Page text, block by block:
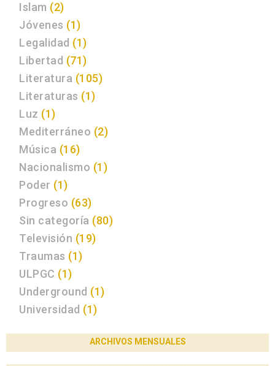
Islam (2)
Jóvenes (1)
Legalidad (1)
Libertad (71)
Literatura (105)
Literaturas (1)
Luz (1)
Mediterráneo (2)
Música (16)
Nacionalismo (1)
Poder (1)
Progreso (63)
Sin categoría (80)
Televisión (19)
Traumas (1)
ULPGC (1)
Underground (1)
Universidad (1)
ARCHIVOS MENSUALES